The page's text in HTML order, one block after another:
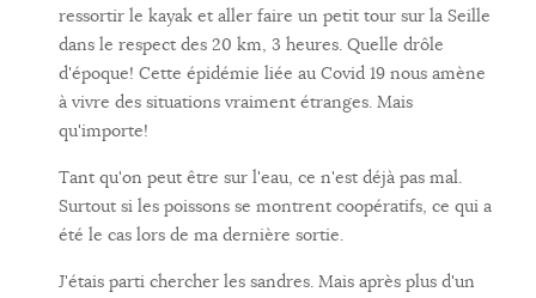
ressortir le kayak et aller faire un petit tour sur la Seille
dans le respect des 20 km, 3 heures. Quelle drôle
d'époque! Cette épidémie liée au Covid 19 nous amène
à vivre des situations vraiment étranges. Mais
qu'importe!
Tant qu'on peut être sur l'eau, ce n'est déjà pas mal.
Surtout si les poissons se montrent coopératifs, ce qui a
été le cas lors de ma dernière sortie.
J'étais parti chercher les sandres. Mais après plus d'un